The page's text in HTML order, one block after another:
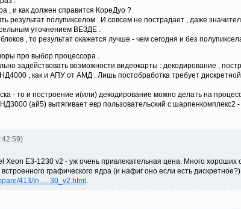
, и как должен справится КореДуо ?
результат полупикселом . И совсем не пострадает , даже
уточнением ВЕЗДЕ .
, то результат окажется лучше - чем сегодня и без
про выбор процессора .
задействовать возможности видеокарты : декодирование ,
, как и АПУ от АМД . Лишь постобработка требует
- то и построение и(или) декодирование можно делать на
(ай5) вытягивает евр пользовательский с
E3-1230 v2 - уж очень привлекательная цена. Много хороших
графического ядра (и нафиг оно если есть
413/In … 30_v2.html.